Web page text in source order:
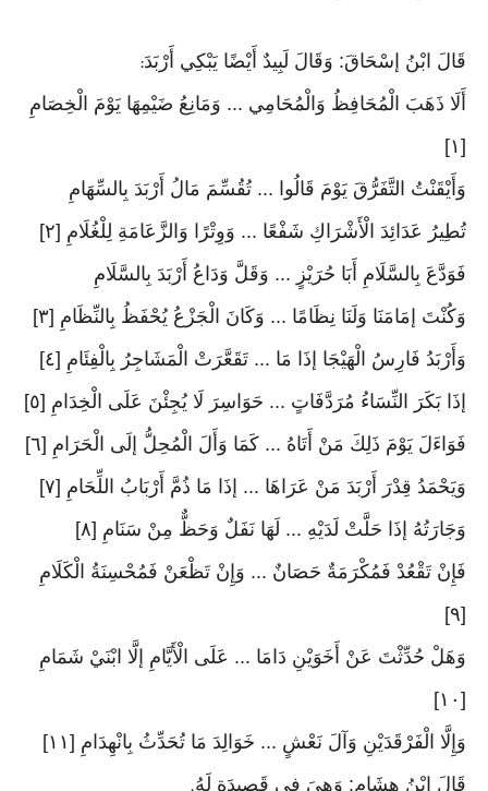
قَالَ ابْنُ إسْحَاقَ: وَقَالَ لَبِيدٌ أَيْضًا يَبْكِي أَرْبَدَ:
أَلَا ذَهَبَ الْمُحَافِظُ وَالْمُحَامِي ... وَمَانِعُ ضَيْمِهَا يَوْمَ الْخِصَامِ
[١]
وَأَيْقَنْتُ التَّفَرُّقَ يَوْمَ قَالُوا ... تُقُسِّمَ مَالُ أَرْبَدَ بِالسِّهَامِ
تُطِيرُ عَدَائِدَ الْأَشْرَاكِ شَفْعًا ... وَوِتْرًا وَالزَّعَامَةِ لِلْغُلَامِ [٢]
فَوَدَّعَ بِالسَّلَامِ أَبَا حُرَيْزٍ ... وَقَلَّ وَدَاعُ أَرْبَدَ بِالسَّلَامِ
وَكُنْتَ إمَامَنَا وَلَنَا نِظَامًا ... وَكَانَ الْجَزْعُ يُحْفَظُ بِالنِّظَامِ [٣]
وَأَرْبَدُ فَارِسُ الْهَيْجَا إذَا مَا ... تَقَعَّرَتْ الْمَشَاجِرُ بِالْفِئَامِ [٤]
إذَا بَكَرَ النِّسَاءُ مُرَدَّفَاتٍ ... حَوَاسِرَ لَا يُجِئْنَ عَلَى الْخِدَامِ [٥]
فَوَاءَلَ يَوْمَ ذَلِكَ مَنْ أَتَاهُ ... كَمَا وَأَلَ الْمُحِلُّ إلَى الْحَرَامِ [٦]
وَيَحْمَدُ قِدْرَ أَرْبَدَ مَنْ عَرَاهَا ... إذَا مَا ذُمَّ أَرْبَابُ اللِّحَامِ [٧]
وَجَارَتُهُ إذَا حَلَّتْ لَدَيْهِ ... لَهَا نَفَلٌ وَحَظٌّ مِنْ سَنَامِ [٨]
فَإِنْ تَقْعُدْ فَمُكْرَمَةٌ حَصَانٌ ... وَإِنْ تَظْعَنْ فَمُحْسِنَةُ الْكَلَامِ
[٩]
وَهَلْ حُدِّثْتَ عَنْ أَخَوَيْنِ دَامَا ... عَلَى الْأَيَّامِ إلَّا ابْنَيْ شَمَامِ
[١٠]
وَإِلَّا الْفَرْقَدَيْنِ وَآلَ نَعْشٍ ... خَوَالِدَ مَا تُحَدِّثُ بِانْهِدَامِ [١١]
قَالَ ابْنُ هِشَامٍ: وَهِيَ فِي قَصِيدَةٍ لَهُ